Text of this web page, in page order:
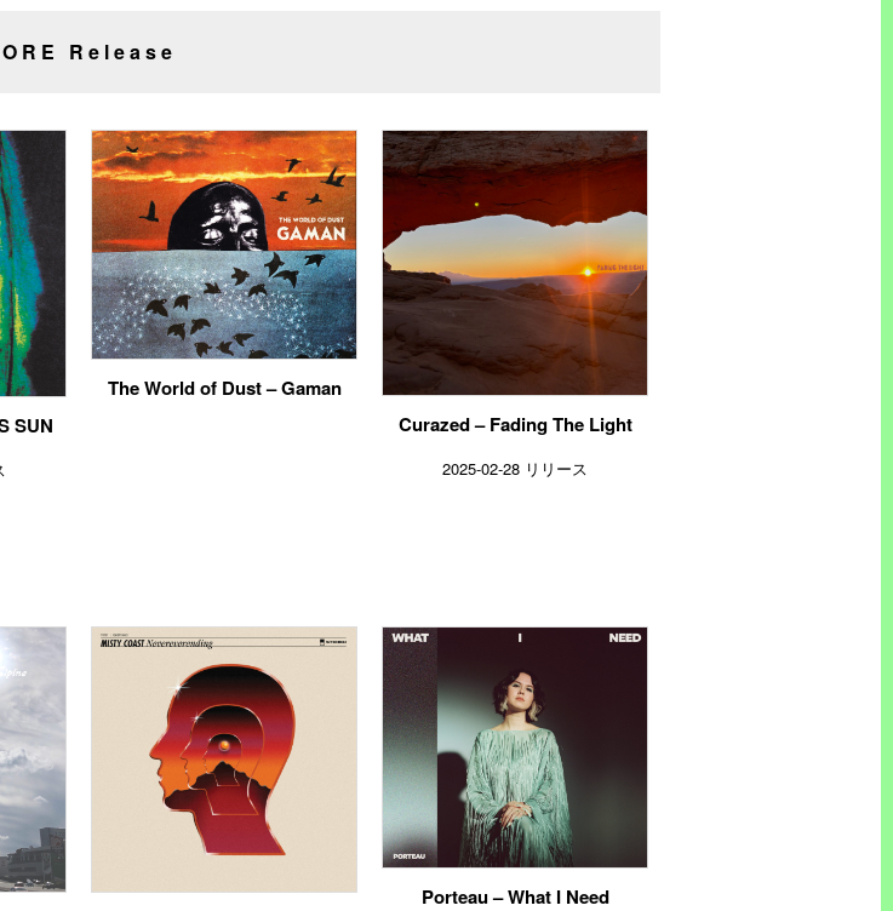
Release
SUN
The World of Dust – Gaman
Curazed – Fading The Light
2025-02-28 リリース
Porteau – What I Need